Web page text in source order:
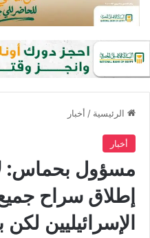
الرئيسية / أخبار
أخبار
مسؤول بحماس:
إطلاق سراح
الإسرائيليين